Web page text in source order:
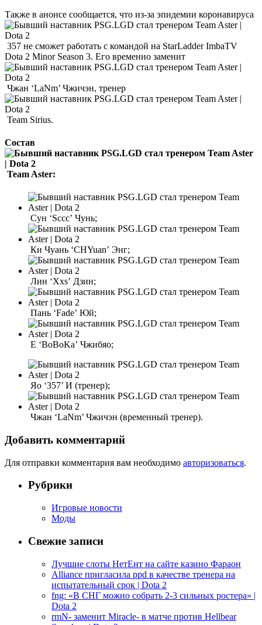
Также в анонсе сообщается, что из-за эпидемии коронавируса
357 не сможет работать с командой на StarLadder ImbaTV
Dota 2 Minor Season 3. Его временно заменит
Чжан ‘LaNm’ Чжичэн, тренер
Team Sirius.
Состав
Team Aster:
Сун ‘Sccc’ Чунь;
Ки Чуань ‘CHYuan’ Энг;
Лин ‘Xxs’ Дзин;
Пань ‘Fade’ Юй;
Е ‘BoBoKa’ Чжибяо;
Яо ‘357’ И (тренер);
Чжан ‘LaNm’ Чжичэн (временный тренер).
Добавить комментарий
Для отправки комментария вам необходимо авторизоваться.
Рубрики
Игровые новости
Моды
Свежие записи
Лучшие слоты НетЕнт на сайте казино Фараон
Alliance пригласила ppd в качестве тренера на
испытательный срок | Dota 2
fng: «В СНГ можно собрать 2-3 сильных ростера» |
Dota 2
rmN- заменит Miracle- в матче против Hellbear